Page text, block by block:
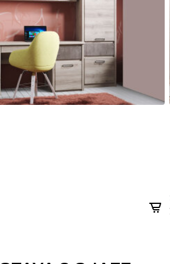
plně výsuvné vedení jsou
se z několika (obvykle tří) sekcí,